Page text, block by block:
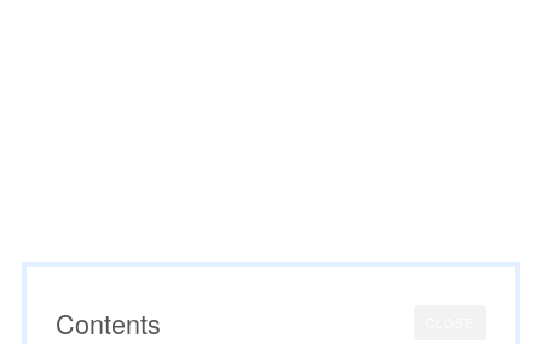
Contents